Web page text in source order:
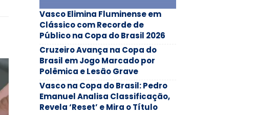
Vasco Elimina Fluminense em
Clássico com Recorde de
Público na Copa do Brasil 2026
Cruzeiro Avança na Copa do
Brasil em Jogo Marcado por
Polêmica e Lesão Grave
Vasco na Copa do Brasil: Pedro
Emanuel Analisa Classificação,
Revela ‘Reset’ e Mira o Título